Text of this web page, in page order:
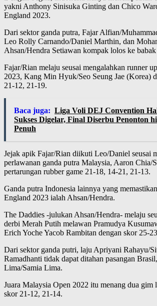
yakni Anthony Sinisuka Ginting dan Chico
England 2023.
Dari sektor ganda putra, Fajar Alfian/
Leo Rolly Carnando/Daniel Marthin, dan
Ahsan/Hendra Setiawan kompak lolos ke babak
Fajar/Rian melaju seusai mengalahkan runner
2023, Kang Min Hyuk/Seo Seung Jae (Korea)
21-12, 21-19.
Baca juga: Liga Voli DEJ Convention
Sukses Digelar, Final Diserbu Penonton
Penuh
Jejak apik Fajar/Rian diikuti Leo/Daniel seusai
perlawanan ganda putra Malaysia, Aaron Chia/
pertarungan rubber game 21-18, 14-21, 21-13.
Ganda putra Indonesia lainnya yang
England 2023 ialah Ahsan/Hendra.
The Daddies -julukan Ahsan/Hendra- melaju
derbi Merah Putih melawan Pramudya
Erich Yoche Yacob Rambitan dengan skor 25-
Dari sektor ganda putri, laju Apriyani Rahayu/
Ramadhanti tidak dapat ditahan pasangan
Lima/Samia Lima.
Juara Malaysia Open 2022 itu menang dua gim
skor 21-12, 21-14.